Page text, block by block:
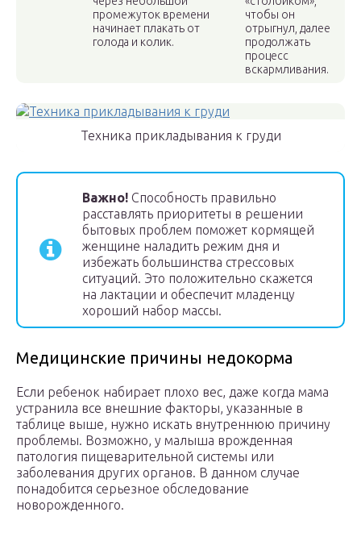
промежуток времени
начинает плакать от
голода и колик.
чтобы он
отрыгнул, далее
продолжать
процесс
вскармливания.
Техника прикладывания к груди
Важно! Способность правильно
расставлять приоритеты в решении
бытовых проблем поможет кормящей
женщине наладить режим дня и
избежать большинства стрессовых
ситуаций. Это положительно скажется
на лактации и обеспечит младенцу
хороший набор массы.
Медицинские причины недокорма
Если ребенок набирает плохо вес, даже когда мама
устранила все внешние факторы, указанные в
таблице выше, нужно искать внутреннюю причину
проблемы. Возможно, у малыша врожденная
патология пищеварительной системы или
заболевания других органов. В данном случае
понадобится серьезное обследование
новорожденного.